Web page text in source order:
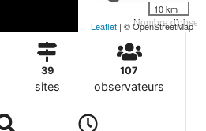
Nombre
10 km
Leaflet | © OpenStreetMap
39
sites
107
observateurs